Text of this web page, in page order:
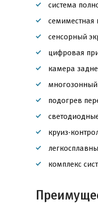
система
семиместная
сенсорный
цифровая
камера
многозонный
подогрев
круиз-
комплекс